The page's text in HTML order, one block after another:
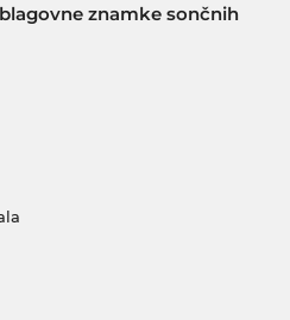
znamke sončnih